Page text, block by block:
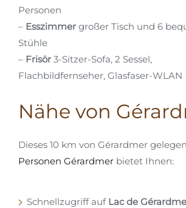
Personen
– Esszimmer großer Tisch und 6
Stühle
– Frisör 3-Sitzer-Sofa, 2 Sessel,
Flachbildfernseher, Glasfaser-WLAN
Nähe von
Dieses 10 km von Gérardmer
Personen Gérardmer bietet Ihnen:
Schnellzugriff auf Lac de